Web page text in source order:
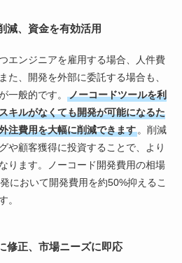
減、資金を有効活用
エンジニアを雇用する場合、人件費
た、開発を外部に委託する場合も、
一般的です。
ノーコードツールを利
キルがなくても開発が可能になるた
注費用を大幅に削減できます。削減
や顧客獲得に投資することで、より
ります。ノーコード開発費用の相場
において開発費用を約50%抑えるこ
。
修正、市場ニーズに即応